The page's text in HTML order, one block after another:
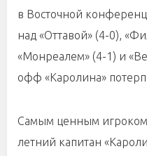
в Восточной
над «Оттавой» (4-0),
«Монреалем» (4-1) и
офф «Каролина»
Самым ценным
летний капитан